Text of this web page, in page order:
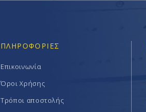
ΠΛΗΡΟΦΟΡΊΕΣ
Επικοινωνία
Όροι Χρήσης
Τρόποι αποστολής